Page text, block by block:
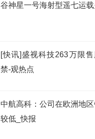
谷神星一号海射型遥七运
[快讯]盛视科技263万限
禁-观热点
中航高科：公司在欧洲地
较低_快报